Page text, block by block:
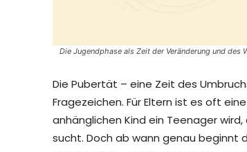
Die Jugendphase als Zeit der Veränderung und des
Die Pubertät – eine Zeit des
Fragezeichen. Für Eltern ist es oft
anhänglichen Kind ein Teenager
sucht. Doch ab wann genau beginnt